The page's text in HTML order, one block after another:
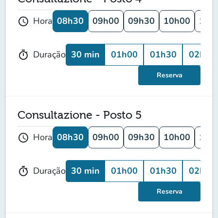
schedule Hora 08h30 09h00 09h30 10h00
timer Duração 30 min 01h00 01h30 02h00
Reserva
Consultazione - Posto 5
schedule Hora 08h30 09h00 09h30 10h00
timer Duração 30 min 01h00 01h30 02h00
Reserva